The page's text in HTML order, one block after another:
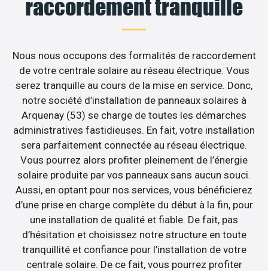
raccordement tranquille
Nous nous occupons des formalités de raccordement
de votre centrale solaire au réseau électrique. Vous
serez tranquille au cours de la mise en service. Donc,
notre société d’installation de panneaux solaires à
Arquenay (53) se charge de toutes les démarches
administratives fastidieuses. En fait, votre installation
sera parfaitement connectée au réseau électrique.
Vous pourrez alors profiter pleinement de l’énergie
solaire produite par vos panneaux sans aucun souci.
Aussi, en optant pour nos services, vous bénéficierez
d’une prise en charge complète du début à la fin, pour
une installation de qualité et fiable. De fait, pas
d’hésitation et choisissez notre structure en toute
tranquillité et confiance pour l’installation de votre
centrale solaire. De ce fait, vous pourrez profiter